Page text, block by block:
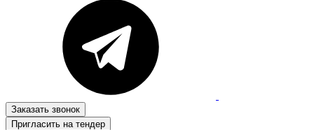
Заказать звонок
Пригласить на тендер